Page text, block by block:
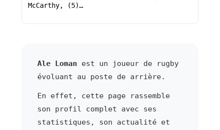
McCarthy, (5)…
Ale Loman est un joueur de rugby
évoluant au poste de arrière.
En effet, cette page rassemble
son profil complet avec ses
statistiques, son actualité et